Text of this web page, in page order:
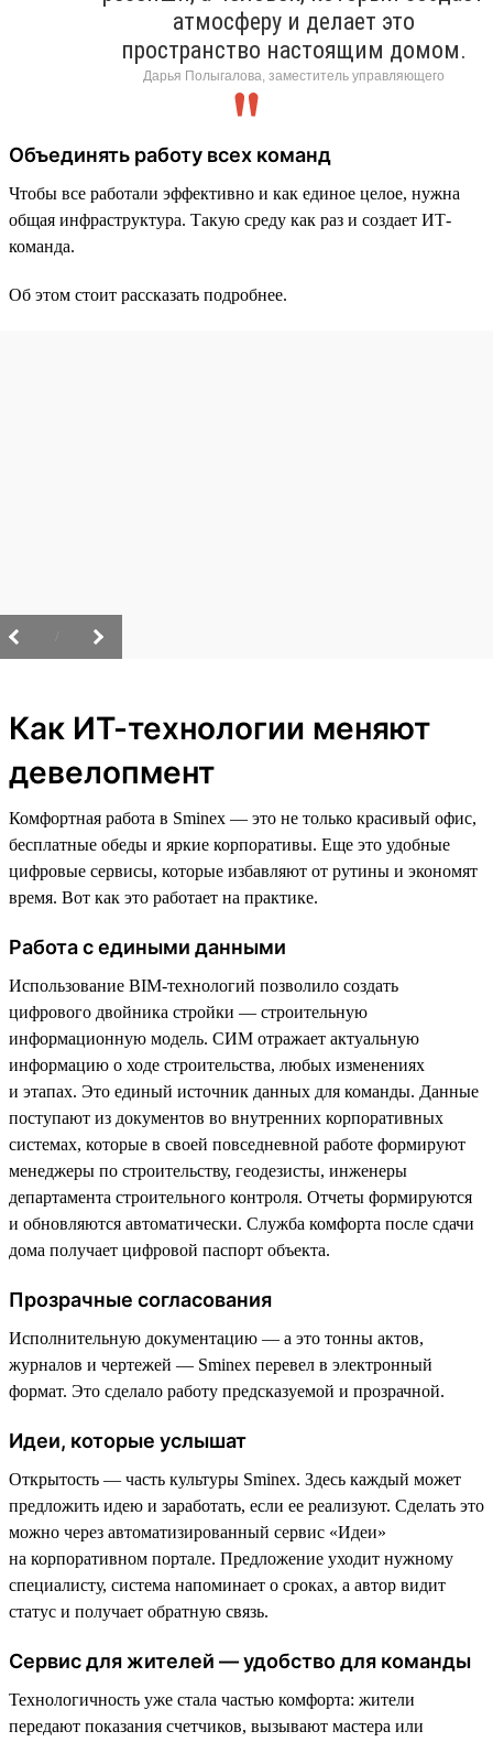
атмосферу и делает это
пространство настоящим домом.
Дарья Полыгалова, заместитель управляющего
Объединять работу всех команд
Чтобы все работали эффективно и как единое целое, нужна
общая инфраструктура. Такую среду как раз и создает ИТ-
команда.
Об этом стоит рассказать подробнее.
Как ИТ-технологии меняют
девелопмент
Комфортная работа в Sminex — это не только красивый офис,
бесплатные обеды и яркие корпоративы. Еще это удобные
цифровые сервисы, которые избавляют от рутины и экономят
время. Вот как это работает на практике.
Работа с едиными данными
Использование BIM-технологий позволило создать
цифрового двойника стройки — строительную
информационную модель. СИМ отражает актуальную
информацию о ходе строительства, любых изменениях
и этапах. Это единый источник данных для команды. Данные
поступают из документов во внутренних корпоративных
системах, которые в своей повседневной работе формируют
менеджеры по строительству, геодезисты, инженеры
департамента строительного контроля. Отчеты формируются
и обновляются автоматически. Служба комфорта после сдачи
дома получает цифровой паспорт объекта.
Прозрачные согласования
Исполнительную документацию — а это тонны актов,
журналов и чертежей — Sminex перевел в электронный
формат. Это сделало работу предсказуемой и прозрачной.
Идеи, которые услышат
Открытость — часть культуры Sminex. Здесь каждый может
предложить идею и заработать, если ее реализуют. Сделать это
можно через автоматизированный сервис «Идеи»
на корпоративном портале. Предложение уходит нужному
специалисту, система напоминает о сроках, а автор видит
статус и получает обратную связь.
Сервис для жителей — удобство для команды
Технологичность уже стала частью комфорта: жители
передают показания счетчиков, вызывают мастера или